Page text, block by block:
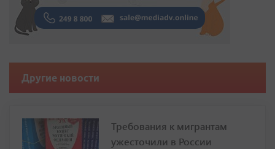
Другие новости
Требования к мигрантам
ужесточили в России